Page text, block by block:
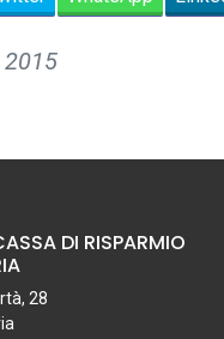
2015
DI RISPARMIO
28